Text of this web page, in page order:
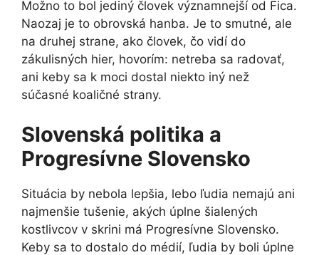
Možno to bol jediný človek významnejší od Fica.
Naozaj je to obrovská hanba. Je to smutné, ale
na druhej strane, ako človek, čo vidí do
zákulisných hier, hovorím: netreba sa radovať,
ani keby sa k moci dostal niekto iný než
súčasné koaličné strany.
Slovenská politika a
Progresívne Slovensko
Situácia by nebola lepšia, lebo ľudia nemajú ani
najmenšie tušenie, akých úplne šialených
kostlivcov v skrini má Progresívne Slovensko.
Keby sa to dostalo do médií, ľudia by boli úplne